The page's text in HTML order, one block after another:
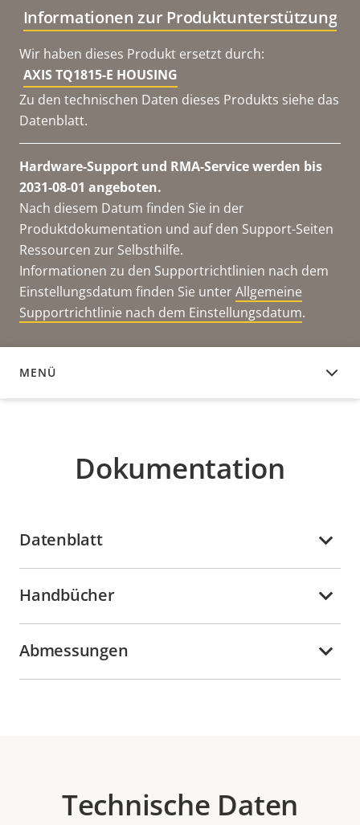
Informationen zur Produktunterstützung
Wir haben dieses Produkt ersetzt durch:
AXIS TQ1815-E HOUSING
Zu den technischen Daten dieses Produkts siehe das
Datenblatt.
Hardware-Support und RMA-Service werden bis
2031-08-01 angeboten.
Nach diesem Datum finden Sie in der
Produktdokumentation und auf den Support-Seiten
Ressourcen zur Selbsthilfe.
Informationen zu den Supportrichtlinien nach dem
Einstellungsdatum finden Sie unterAllgemeine
Supportrichtlinie nach dem Einstellungsdatum.
MENÜ
DOKUMENTATION
Dokumentation
Datenblatt
Handbücher
Abmessungen
Technische Daten